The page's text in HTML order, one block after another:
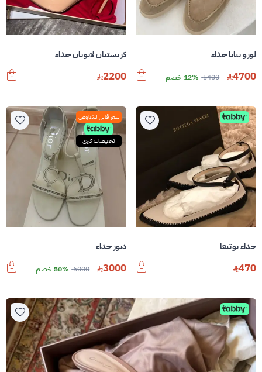
لورو بيانا حذاء
4700
5400 12% خصم
كريستيان لابوتان حذاء
2200
حذاء بوتيغا
470
سعر قابل للتفاوض
تخفيضات كبرى
ديور حذاء
3000
6000 50% خصم